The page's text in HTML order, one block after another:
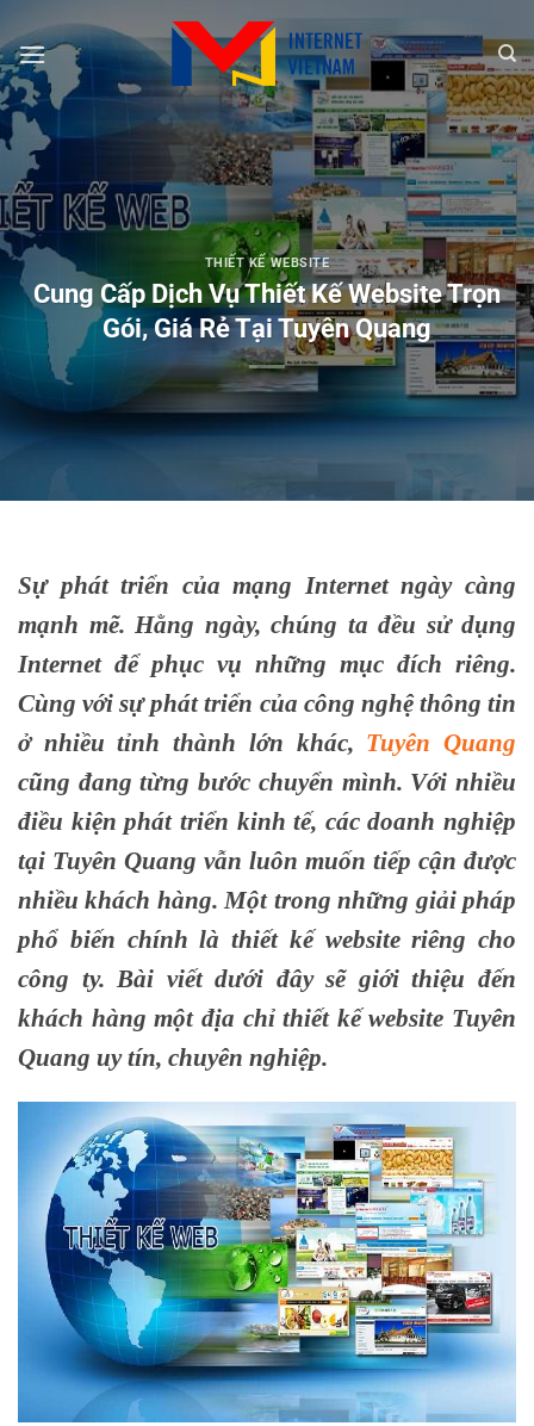
đến
nội
dung
THIẾT KẾ WEBSITE
Cung Cấp Dịch Vụ Thiết Kế Website Trọn
Gói, Giá Rẻ Tại Tuyên Quang
Sự phát triển của mạng Internet ngày càng
mạnh mẽ. Hằng ngày, chúng ta đều sử dụng
Internet để phục vụ những mục đích riêng.
Cùng với sự phát triển của công nghệ thông tin
ở nhiều tỉnh thành lớn khác, Tuyên Quang
cũng đang từng bước chuyển mình. Với nhiều
điều kiện phát triển kinh tế, các doanh nghiệp
tại Tuyên Quang vẫn luôn muốn tiếp cận được
nhiều khách hàng. Một trong những giải pháp
phổ biến chính là thiết kế website riêng cho
công ty. Bài viết dưới đây sẽ giới thiệu đến
khách hàng một địa chỉ thiết kế website Tuyên
Quang uy tín, chuyên nghiệp.